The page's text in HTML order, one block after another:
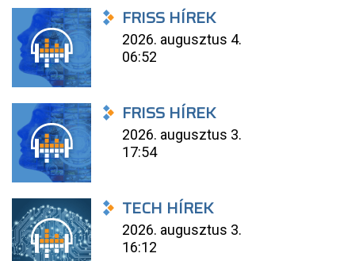
FRISS HÍREK
2026. augusztus 4.
06:52
FRISS HÍREK
2026. augusztus 3.
17:54
TECH HÍREK
2026. augusztus 3.
16:12